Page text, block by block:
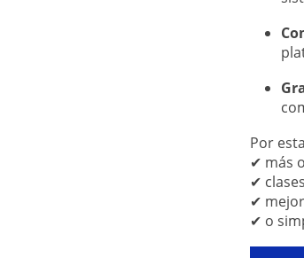
Por
✔ más
✔
✔
✔ o